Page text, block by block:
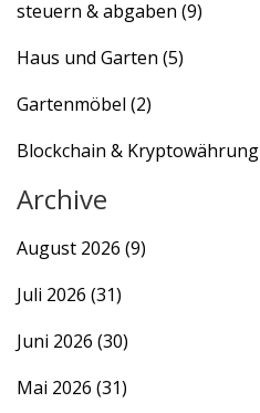
steuern & abgaben (9)
Haus und Garten (5)
Gartenmöbel (2)
Blockchain & Kryptowährung
Archive
August 2026 (9)
Juli 2026 (31)
Juni 2026 (30)
Mai 2026 (31)